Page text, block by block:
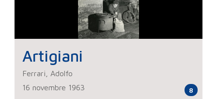
Artigiani
Ferrari, Adolfo
16 novembre 1963
8